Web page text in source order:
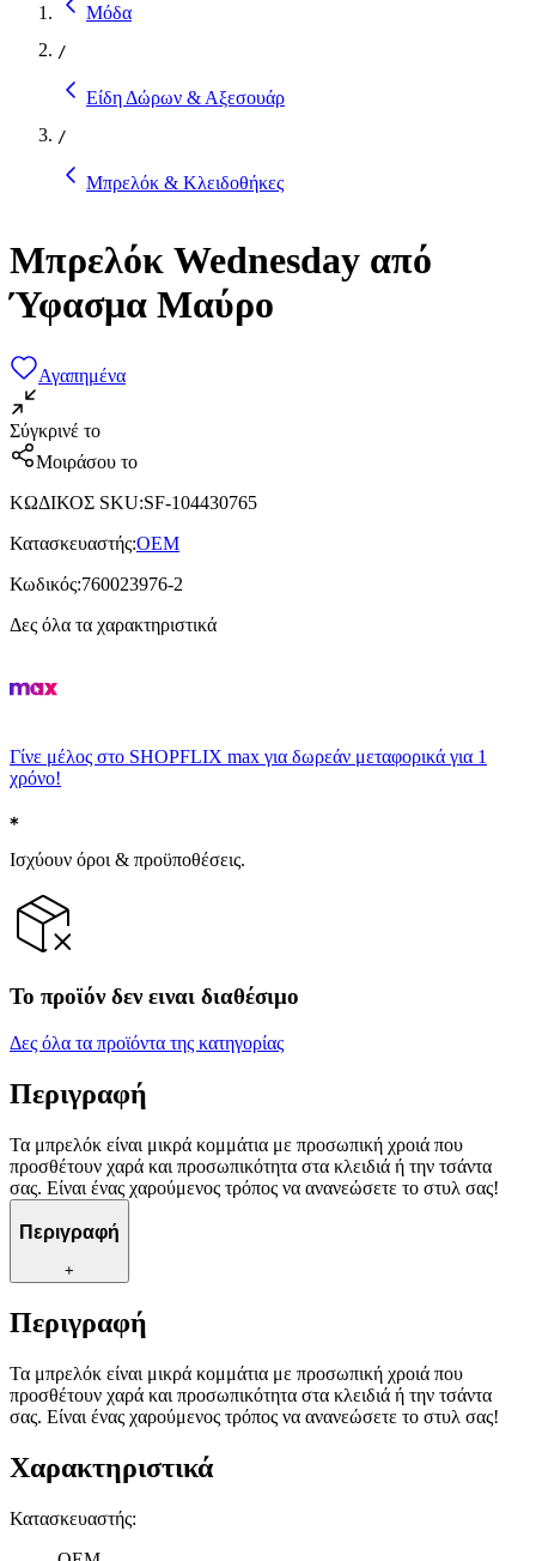
Μόδα
/
Είδη Δώρων & Αξεσουάρ
/
Μπρελόκ & Κλειδοθήκες
Μπρελόκ Wednesday από
Ύφασμα Μαύρο
Αγαπημένα
Σύγκρινέ το
Μοιράσου το
ΚΩΔΙΚΟΣ SKU:SF-104430765
Κατασκευαστής:OEM
Κωδικός:760023976-2
Δες όλα τα χαρακτηριστικά
Γίνε μέλος στο SHOPFLIX max για δωρεάν μεταφορικά για 1
χρόνο!
Ισχύουν όροι & προϋποθέσεις.
Το προϊόν δεν ειναι διαθέσιμο
Δες όλα τα προϊόντα της κατηγορίας
Περιγραφή
Τα μπρελόκ είναι μικρά κομμάτια με προσωπική χροιά που
προσθέτουν χαρά και προσωπικότητα στα κλειδιά ή την τσάντα
σας. Είναι ένας χαρούμενος τρόπος να ανανεώσετε το στυλ σας!
Περιγραφή
+
Περιγραφή
Τα μπρελόκ είναι μικρά κομμάτια με προσωπική χροιά που
προσθέτουν χαρά και προσωπικότητα στα κλειδιά ή την τσάντα
σας. Είναι ένας χαρούμενος τρόπος να ανανεώσετε το στυλ σας!
Χαρακτηριστικά
Κατασκευαστής: